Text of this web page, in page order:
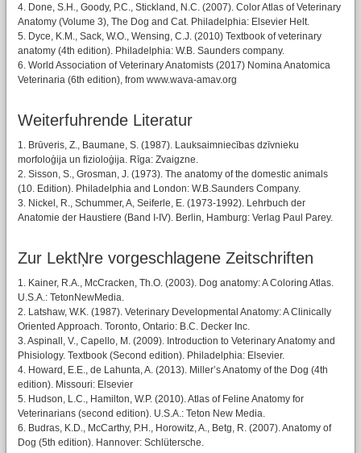
4. Done, S.H., Goody, P.C., Stickland, N.C. (2007). Color Atlas of Veterinary
Anatomy (Volume 3), The Dog and Cat. Philadelphia: Elsevier Helt.
5. Dyce, K.M., Sack, W.O., Wensing, C.J. (2010) Textbook of veterinary
anatomy (4th edition). Philadelphia: W.B. Saunders company.
6. World Association of Veterinary Anatomists (2017) Nomina Anatomica
Veterinaria (6th edition), from www.wava-amav.org
Weiterfuhrende Literatur
1. Brūveris, Z., Baumane, S. (1987). Lauksaimniecības dzīvnieku
morfoloģija un fizioloģija. Rīga: Zvaigzne.
2. Sisson, S., Grosman, J. (1973). The anatomy of the domestic animals
(10. Edition). Philadelphia and London: W.B.Saunders Company.
3. Nickel, R., Schummer, A, Seiferle, E. (1973-1992). Lehrbuch der
Anatomie der Haustiere (Band I-IV). Berlin, Hamburg: Verlag Paul Parey.
Zur LektŅre vorgeschlagene Zeitschriften
1. Kainer, R.A., McCracken, Th.O. (2003). Dog anatomy: A Coloring Atlas.
U.S.A.: TetonNewMedia.
2. Latshaw, W.K. (1987). Veterinary Developmental Anatomy: A Clinically
Oriented Approach. Toronto, Ontario: B.C. Decker Inc.
3. Aspinall, V., Capello, M. (2009). Introduction to Veterinary Anatomy and
Phisiology. Textbook (Second edition). Philadelphia: Elsevier.
4. Howard, E.E., de Lahunta, A. (2013). Miller’s Anatomy of the Dog (4th
edition). Missouri: Elsevier
5. Hudson, L.C., Hamilton, W.P. (2010). Atlas of Feline Anatomy for
Veterinarians (second edition). U.S.A.: Teton New Media.
6. Budras, K.D., McCarthy, P.H., Horowitz, A., Betg, R. (2007). Anatomy of
Dog (5th edition). Hannover: Schlütersche.